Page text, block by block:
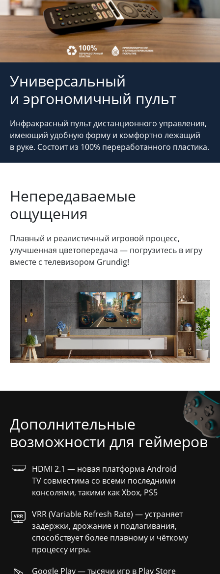
Универсальный
и эргономичный пульт
Инфракрасный пульт дистанционного управления,
имеющий удобную форму и комфортно лежащий
в руке. Состоит из 100% переработанного пластика.
Непередаваемые
ощущения
Плавный и реалистичный игровой процесс,
улучшенная цветопередача — погрузитесь в игру
вместе с телевизором Grundig!
Дополнительные
возможности для геймеров
HDMI 2.1 — новая платформа Android
TV совместима со всеми последними
консолями, такими как Xbox, PS5
VRR (Variable Refresh Rate) — устраняет
задержки, дрожание и подлагивания,
способствует более плавному и чёткому
процессу игры.
Google Play — тысячи игр в Play Store